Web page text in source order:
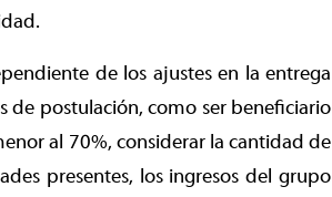
de los ajustes en la entrega
de postulación, como ser beneficiario
al 70%, considerar la cantidad de
presentes, los ingresos del grupo